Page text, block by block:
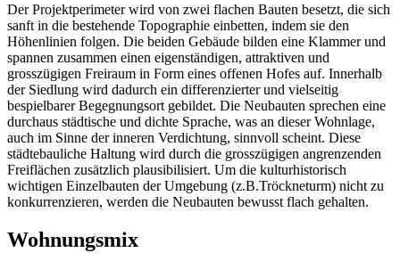
Der Projektperimeter wird von zwei flachen Bauten besetzt, die sich
sanft in die bestehende Topographie einbetten, indem sie den
Höhenlinien folgen. Die beiden Gebäude bilden eine Klammer und
spannen zusammen einen eigenständigen, attraktiven und
grosszügigen Freiraum in Form eines offenen Hofes auf. Innerhalb
der Siedlung wird dadurch ein differenzierter und vielseitig
bespielbarer Begegnungsort gebildet. Die Neubauten sprechen eine
durchaus städtische und dichte Sprache, was an dieser Wohnlage,
auch im Sinne der inneren Verdichtung, sinnvoll scheint. Diese
städtebauliche Haltung wird durch die grosszügigen angrenzenden
Freiflächen zusätzlich plausibilisiert. Um die kulturhistorisch
wichtigen Einzelbauten der Umgebung (z.B.Tröckneturm) nicht zu
konkurrenzieren, werden die Neubauten bewusst flach gehalten.
Wohnungsmix